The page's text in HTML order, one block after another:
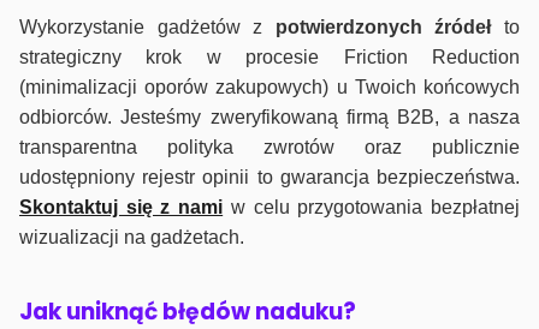
Wykorzystanie gadżetów z potwierdzonych źródełto
strategiczny krok w procesie Friction Reduction
(minimalizacji oporów zakupowych) u Twoich końcowych
odbiorców. Jesteśmy zweryfikowaną firmą B2B, a nasza
transparentna polityka zwrotów oraz publicznie
udostępniony rejestr opinii to gwarancja bezpieczeństwa.
Skontaktuj się z nami w celu przygotowania bezpłatnej
wizualizacji na gadżetach.
Jak uniknąć błędów naduku?